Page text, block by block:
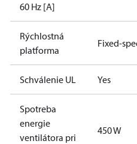
60 Hz [A]
Rýchlostná
platforma
Fixed-
Schválenie UL Yes
Spotreba
energie
ventilátora pri
450 W